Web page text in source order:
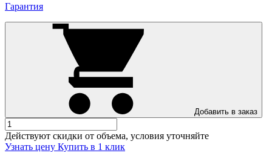
Гарантия
Добавить в заказ
Действуют скидки от объема, условия уточняйте
Узнать цену Купить в 1 клик